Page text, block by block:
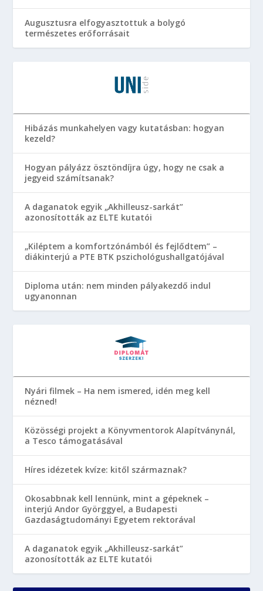
Augusztusra elfogyasztottuk a bolygó
természetes erőforrásait
Hibázás munkahelyen vagy kutatásban: hogyan
kezeld?
Hogyan pályázz ösztöndíjra úgy, hogy ne csak a
jegyeid számítsanak?
A daganatok egyik „Akhilleusz-sarkát”
azonosították az ELTE kutatói
„Kiléptem a komfortzónámból és fejlődtem” –
diákinterjú a PTE BTK pszichológushallgatójával
Diploma után: nem minden pályakezdő indul
ugyanonnan
Nyári filmek – Ha nem ismered, idén meg kell
nézned!
Közösségi projekt a Könyvmentorok Alapítványnál,
a Tesco támogatásával
Híres idézetek kvíze: kitől származnak?
Okosabbnak kell lennünk, mint a gépeknek –
interjú Andor Györggyel, a Budapesti
Gazdaságtudományi Egyetem rektorával
A daganatok egyik „Akhilleusz-sarkát”
azonosították az ELTE kutatói